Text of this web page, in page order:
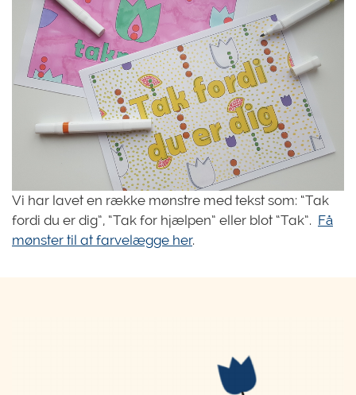
Vi har lavet en række mønstre med tekst som: “Tak
fordi du er dig”, “Tak for hjælpen” eller blot “Tak”. Få
mønster til at farvelægge her.